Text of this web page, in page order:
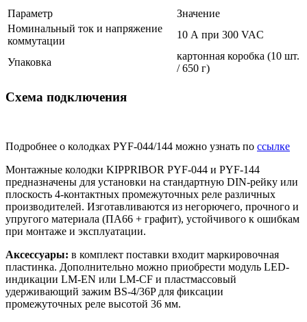
Параметр
Значение
Номинальный ток и напряжение
коммутации
10 А при 300 VAC
Упаковка
картонная коробка (10 шт.
/ 650 г)
Схема подключения
Подробнее о колодках PYF-044/144 можно узнать по ссылке
Монтажные колодки KIPPRIBOR PYF-044 и PYF-144
предназначены для установки на стандартную DIN-рейку или
плоскость 4-контактных промежуточных реле различных
производителей. Изготавливаются из негорючего, прочного и
упругого материала (ПА66 + графит), устойчивого к ошибкам
при монтаже и эксплуатации.
Аксессуары: в комплект поставки входит маркировочная
пластинка. Дополнительно можно приобрести модуль LED-
индикации LM-EN или LM-CF и пластмассовый
удерживающий зажим BS-4/36P для фиксации
промежуточных реле высотой 36 мм.